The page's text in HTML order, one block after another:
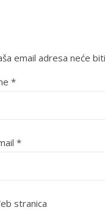
email adresa neće
*
*
stranica